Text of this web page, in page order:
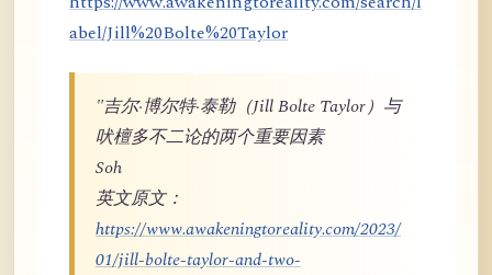
abel/Jill%20Bolte%20Taylor
"吉尔·博尔特·泰勒（Jill Bolte Taylor）与
吠檀多不二论的两个重要因素
Soh
英文原文：
https://www.awakeningtoreality.com/2023/
01/jill-bolte-taylor-and-two-